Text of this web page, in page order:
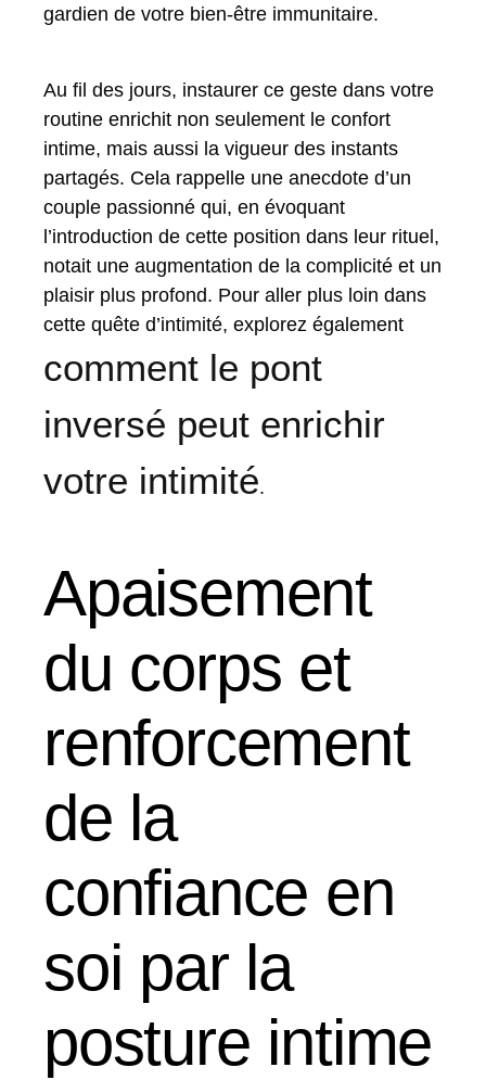
gardien de votre bien-être immunitaire.
Au fil des jours, instaurer ce geste dans votre
routine enrichit non seulement le confort
intime, mais aussi la vigueur des instants
partagés. Cela rappelle une anecdote d’un
couple passionné qui, en évoquant
l’introduction de cette position dans leur rituel,
notait une augmentation de la complicité et un
plaisir plus profond. Pour aller plus loin dans
cette quête d’intimité, explorez également
comment le pont
inversé peut enrichir
votre intimité.
Apaisement
du corps et
renforcement
de la
confiance en
soi par la
posture intime